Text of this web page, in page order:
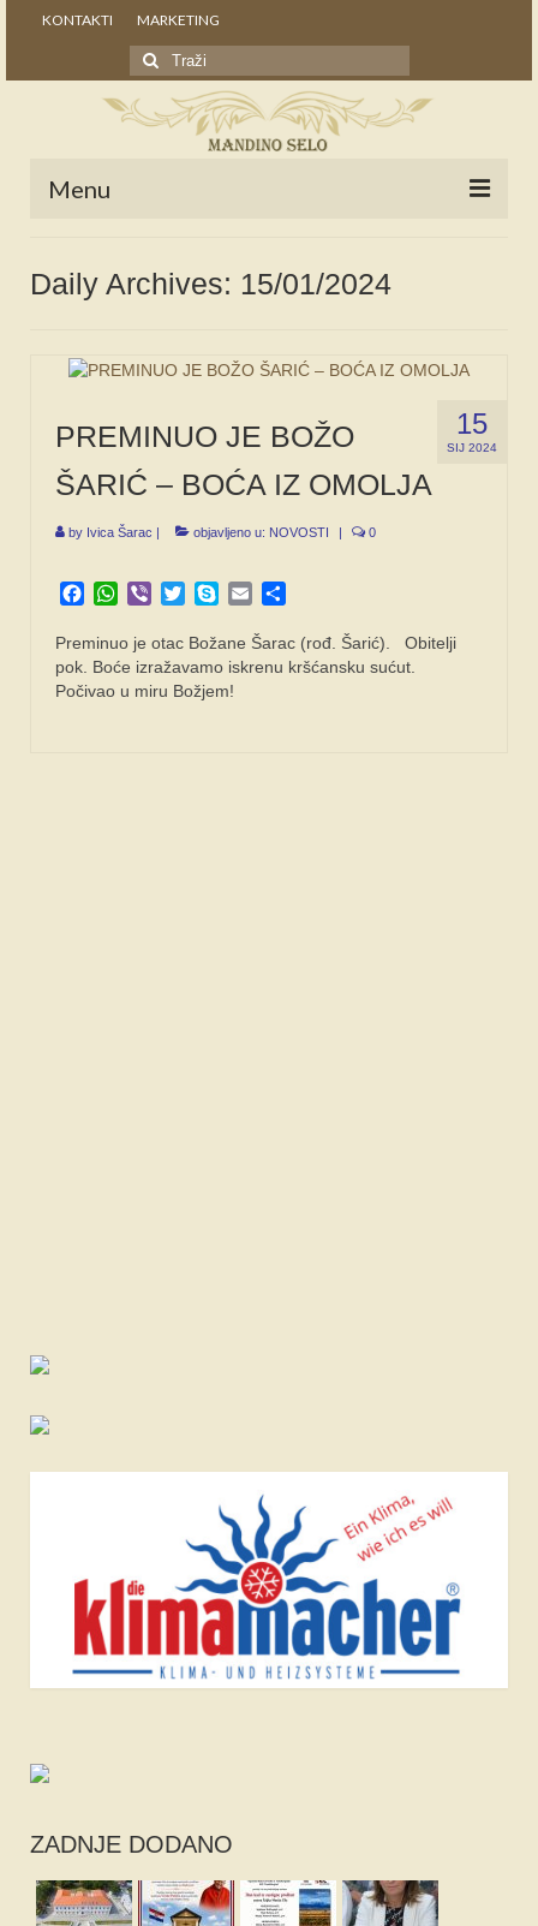
KONTAKTI MARKETING
Search
for:
Menu
NOVOSTI
STALNE RUBRIKE
IZ ARHIVE
NAJAVE
FORUM
Daily Archives: 15/01/2024
15
SIJ 2024
PREMINUO JE BOŽO
ŠARIĆ – BOĆA IZ OMOLJA
by Ivica Šarac | objavljeno u: NOVOSTI | 0
Facebook
WhatsApp
Viber TwitterSkypeEmail
Preminuo je otac Božane Šarac (rođ. Šarić). Obitelji
pok. Boće izražavamo iskrenu kršćansku sućut.
Počivao u miru Božjem!
ZADNJE DODANO